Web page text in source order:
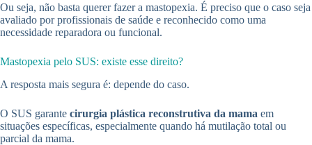
Ou seja, não basta querer fazer a mastopexia. É preciso que o caso seja
avaliado por profissionais de saúde e reconhecido como uma
necessidade reparadora ou funcional.
Mastopexia pelo SUS: existe esse direito?
A resposta mais segura é: depende do caso.
O SUS garante cirurgia plástica reconstrutiva da mama em
situações específicas, especialmente quando há mutilação total ou
parcial da mama.